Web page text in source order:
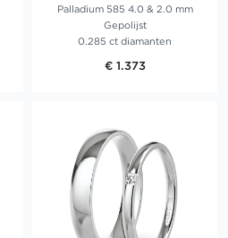
Palladium 585 4.0 & 2.0 mm
Gepolijst
0.285 ct diamanten
€ 1.373